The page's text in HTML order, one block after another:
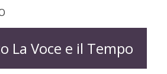
La Voce e il Tempo